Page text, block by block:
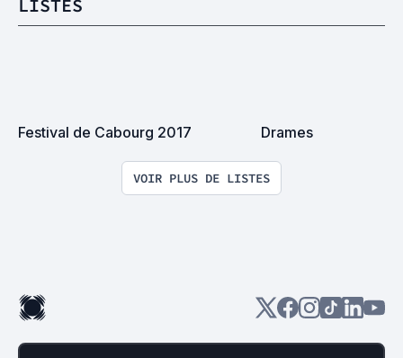
LISTES
Festival de Cabourg 2017 Drames
VOIR PLUS DE LISTES